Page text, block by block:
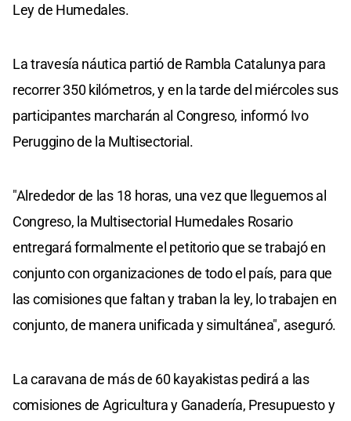
Ley de Humedales.
La travesía náutica partió de Rambla Catalunya para
recorrer 350 kilómetros, y en la tarde del miércoles sus
participantes marcharán al Congreso, informó Ivo
Peruggino de la Multisectorial.
"Alrededor de las 18 horas, una vez que lleguemos al
Congreso, la Multisectorial Humedales Rosario
entregará formalmente el petitorio que se trabajó en
conjunto con organizaciones de todo el país, para que
las comisiones que faltan y traban la ley, lo trabajen en
conjunto, de manera unificada y simultánea", aseguró.
La caravana de más de 60 kayakistas pedirá a las
comisiones de Agricultura y Ganadería, Presupuesto y